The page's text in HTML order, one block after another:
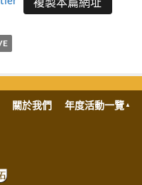
關於我們 年度活動一覽